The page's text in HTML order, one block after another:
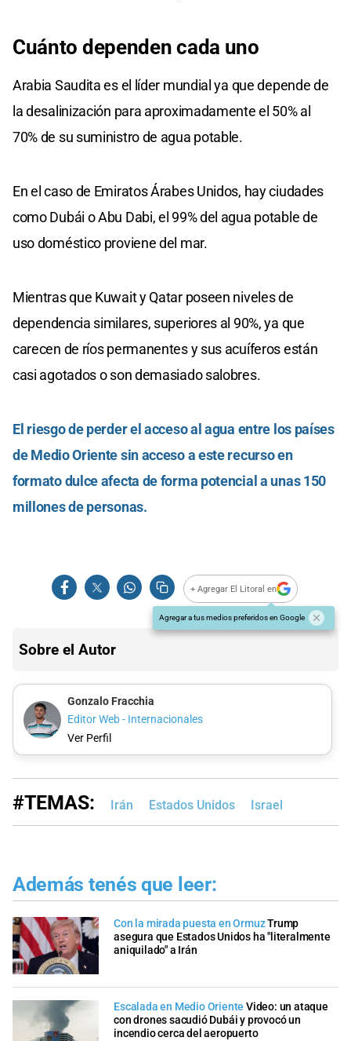
Cuánto dependen cada uno
Arabia Saudita es el líder mundial ya que depende de
la desalinización para aproximadamente el 50% al
70% de su suministro de agua potable.
En el caso de Emiratos Árabes Unidos, hay ciudades
como Dubái o Abu Dabi, el 99% del agua potable de
uso doméstico proviene del mar.
Mientras que Kuwait y Qatar poseen niveles de
dependencia similares, superiores al 90%, ya que
carecen de ríos permanentes y sus acuíferos están
casi agotados o son demasiado salobres.
El riesgo de perder el acceso al agua entre los países
de Medio Oriente sin acceso a este recurso en
formato dulce afecta de forma potencial a unas 150
millones de personas.
+ Agregar El Litoral en
Agregar a tus medios preferidos en Google
Sobre el Autor
Gonzalo Fracchia
Editor Web - Internacionales
Ver Perfil
#TEMAS: Irán Estados Unidos Israel
Además tenés que leer:
Con la mirada puesta en OrmuzTrump
asegura que Estados Unidos ha "literalmente
aniquilado" a Irán
Escalada en Medio Oriente Video: un ataque
con drones sacudió Dubái y provocó un
incendio cerca del aeropuerto